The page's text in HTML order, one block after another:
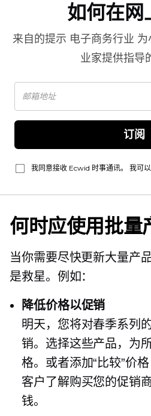
如何在网
来自的提示 电子商务行业 为
业家提供指导
订阅
我同意接收 Ecwid 时事通讯。 我可以
何时应使用批量
当你需要尽快更新大量产
是救星。例如：
降低价格以促销
明天，您将对春季系列
销。选择这些产品，为
格。或者添加“比较”价
客户了解购买您的促销
钱。